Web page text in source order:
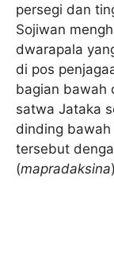
persegi dan
Sojiwan
dwarapala
di pos
bagian bawah
satwa Jataka
dinding
tersebut
(mapradaksina